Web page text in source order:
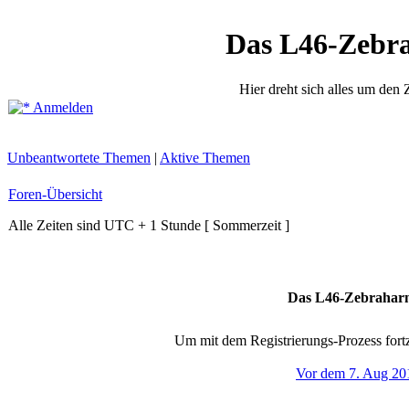
Das L46-
Hier dreht sich alles um den
Anmelden
Unbeantwortete Themen | Aktive Themen
Foren-Übersicht
Alle Zeiten sind UTC + 1 Stunde [ Sommerzeit ]
Das L46-
Um mit dem Registrierungs-Prozess
Vor dem 7. Aug